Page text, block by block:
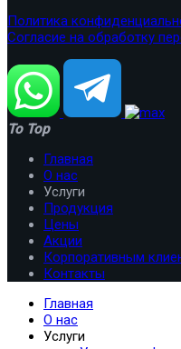
Политика
Согласие на обработку
To Top
Главная
О нас
Услуги
Продукция
Цены
Акции
Корпоративным
Контакты
Главная
О нас
Услуги